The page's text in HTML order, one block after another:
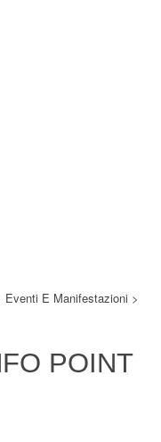
Eventi E Manifestazioni >
POINT